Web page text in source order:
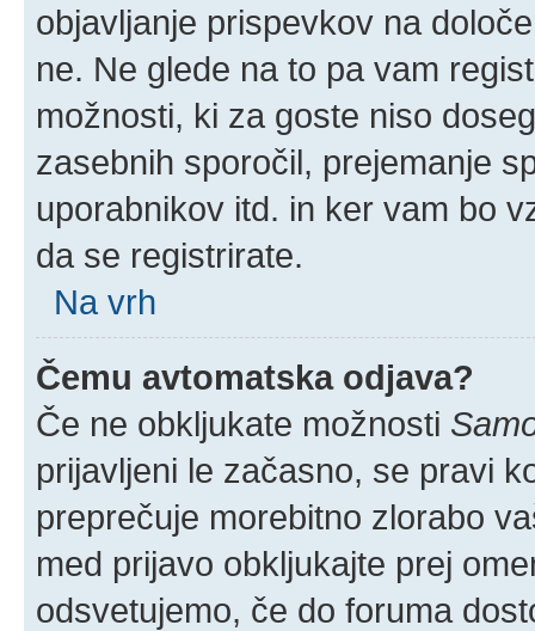
objavljanje prispevkov na
ne. Ne glede na to pa vam
možnosti, ki za goste niso
zasebnih sporočil, prejemanje
uporabnikov itd. in ker vam bo
da se registrirate.
Na vrh
Čemu avtomatska odjava?
Če ne obkljukate možnosti
prijavljeni le začasno, se pravi
preprečuje morebitno zlorabo
med prijavo obkljukajte prej
odsvetujemo, če do foruma